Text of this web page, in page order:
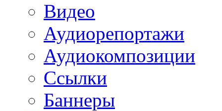
Видео
Аудиорепортажи
Аудиокомпозиции
Ссылки
Баннеры